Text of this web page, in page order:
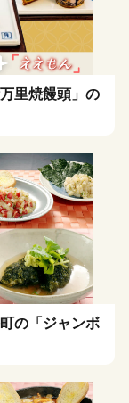
里焼饅頭」の
の「ジャンボ